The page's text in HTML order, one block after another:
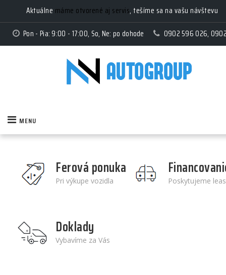
Aktuálne máme otvorené aj servis, tešíme sa na vašu návštevu
Pon - Pia: 9:00 - 17:00, So, Ne: po dohode
0902 596 026,
MENU
Ferová ponuka
Pri výkupe vozidla Poskytujeme
Doklady
Vybavíme za Vás